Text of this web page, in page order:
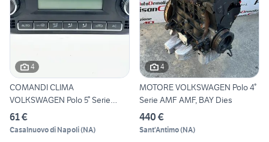
4
COMANDI CLIMA
VOLKSWAGEN Polo 5° Serie
6C0819045
61 €
Casalnuovo di Napoli(NA)
4
MOTORE VOLKSWAGEN Polo 4°
Serie AMF AMF, BAY Dies
440 €
Sant'Antimo(NA)